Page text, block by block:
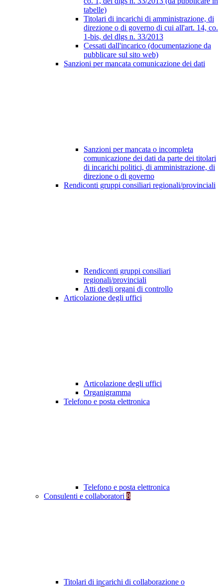
tabelle)
Titolari di incarichi di amministrazione, di
direzione o di governo di cui all'art. 14, co.
1-bis, del dlgs n. 33/2013
Cessati dall'incarico (documentazione da
pubblicare sul sito web)
Sanzioni per mancata comunicazione dei dati
Sanzioni per mancata o incompleta
comunicazione dei dati da parte dei titolari
di incarichi politici, di amministrazione, di
direzione o di governo
Rendiconti gruppi consiliari regionali/provinciali
Rendiconti gruppi consiliari
regionali/provinciali
Atti degli organi di controllo
Articolazione degli uffici
Articolazione degli uffici
Organigramma
Telefono e posta elettronica
Telefono e posta elettronica
Consulenti e collaboratori 8
Titolari di incarichi di collaborazione o